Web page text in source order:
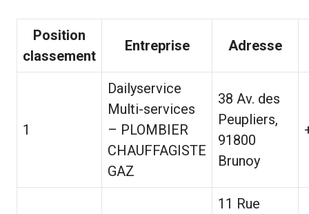
Position
classement
Entreprise Adresse
1
Dailyservice
Multi-services
– PLOMBIER
CHAUFFAGISTE
GAZ
38 Av. des
Peupliers,
91800
Brunoy
11 Rue